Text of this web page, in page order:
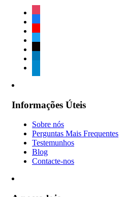
Informações Úteis
Sobre nós
Perguntas Mais Frequentes
Testemunhos
Blog
Contacte-nos